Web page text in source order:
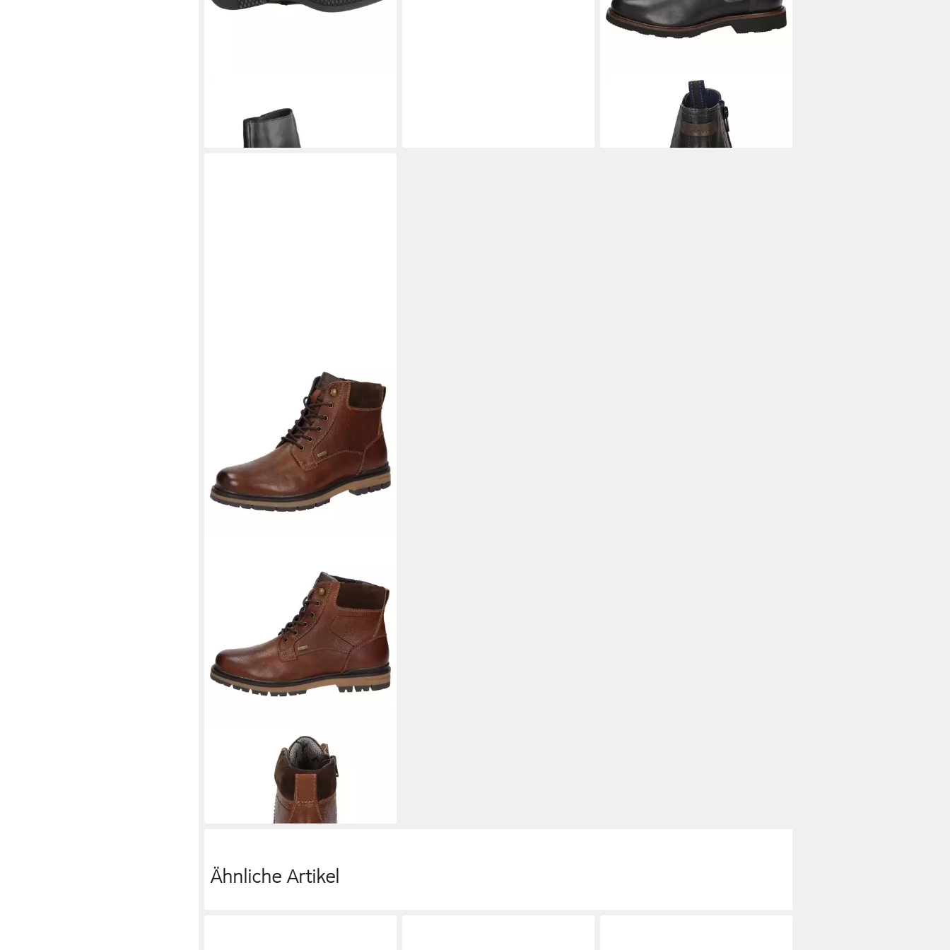
ab 149,90 €
Dilip-717-H Stiefelette
UVP149,95 €
Jadranko-700-TEX
Ähnliche Artikel